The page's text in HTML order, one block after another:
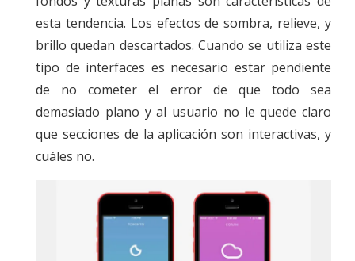
esta tendencia. Los efectos de sombra, relieve, y
brillo quedan descartados. Cuando se utiliza este
tipo de interfaces es necesario estar pendiente
de no cometer el error de que todo sea
demasiado plano y al usuario no le quede claro
que secciones de la aplicación son interactivas, y
cuáles no.